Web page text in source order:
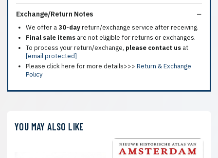
Exchange/Return Notes
We offer a30-dayreturn/exchange service after receiving.
Final sale items are not eligible for returns or exchanges.
To process your return/exchange, please contact us at
[email protected]
Please click here for more details>>> Return & Exchange
Policy
YOU MAY ALSO LIKE